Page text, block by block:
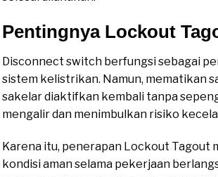
Pentingnya Lockout
Disconnect switch berfungsi sebagai
sistem kelistrikan. Namun, mematikan
sakelar diaktifkan kembali tanpa
mengalir dan menimbulkan risiko
Karena itu, penerapan Lockout Tagout
kondisi aman selama pekerjaan